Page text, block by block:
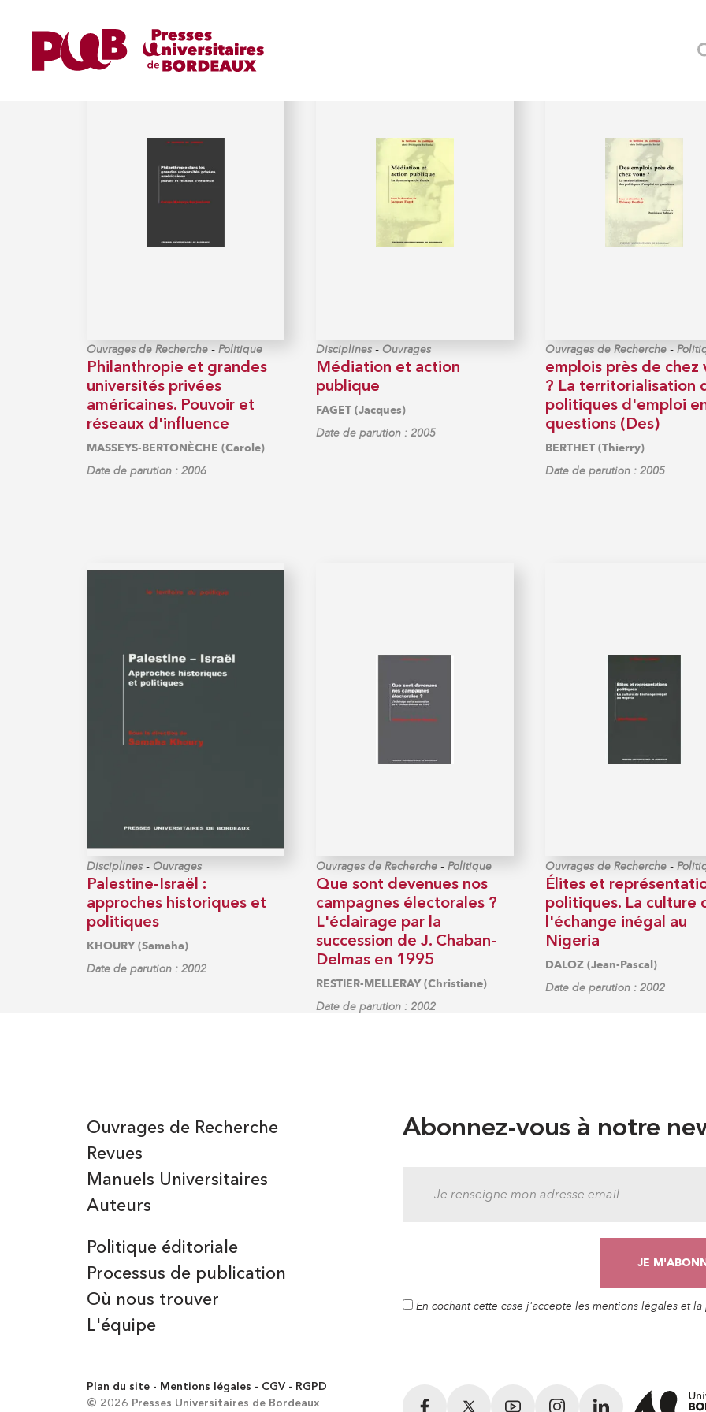
Ouvrages de Recherche- Politique
Philanthropie et grandes
universités privées
américaines. Pouvoir et
réseaux d'influence
MASSEYS-BERTONÈCHE (Carole)
Date de parution : 2006
Disciplines- Ouvrages
Médiation et action
publique
FAGET (Jacques)
Date de parution : 2005
Ouvrages de Recherche -
emplois près de chez
? La territorialisation
politiques d'emploi
questions (Des)
BERTHET (Thierry)
Date de parution : 2005
Disciplines- Ouvrages
Palestine-Israël :
approches historiques et
politiques
KHOURY (Samaha)
Date de parution : 2002
Ouvrages de Recherche- Politique
Que sont devenues nos
campagnes électorales ?
L'éclairage par la
succession de J. Chaban-
Delmas en 1995
RESTIER-MELLERAY (Christiane)
Date de parution : 2002
Ouvrages de Recherche -
Élites et
politiques. La culture
l'échange inégal au
Nigeria
DALOZ (Jean-Pascal)
Date de parution : 2002
Abonnez-vous à notre
En cochant cette case j'accepte les mentions légales et
Auteurs
Manuels Universitaires
Ouvrages de Recherche
Revues
Politique éditoriale
Processus de publication
Où nous trouver
L'équipe
Plan du site Mentions légales CGV
RGPD
© 2026 Presses Universitaires de Bordeaux